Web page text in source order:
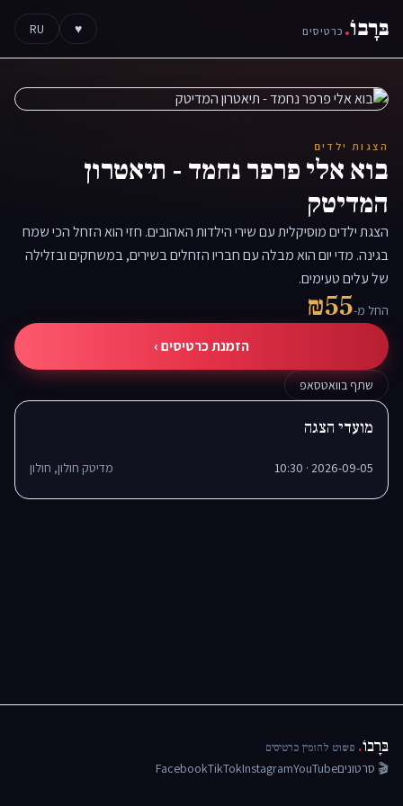
בּרָבוֹ. כרטיסים ♥
RU
הצגות ילדים
בוא אלי פרפר נחמד - תיאטרון
המדיטק
הצגת ילדים מוסיקלית עם שירי הילדות האהובים. חזי הוא הזחל הכי שמח
בגינה. מדי יום הוא מבלה עם חבריו הזחלים בשירים, במשחקים ובזלילה
של עלים טעימים.
החל מ-₪55
הזמנת כרטיסים ›
שתף בוואטסאפ
מועדי הצגה
2026-09-05 · 10:30 מדיטק חולון, חולון
בּרָבוֹ. פשוט להזמין כרטיסים
🎬 סרטוניםYouTube
Instagram
TikTok
Facebook